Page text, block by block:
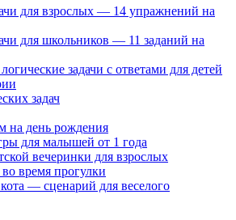
для взрослых — 14 упражнений на
для школьников — 11 заданий на
задачи с ответами для детей
задач
на день рождения
для малышей от 1 года
вечеринки для взрослых
время прогулки
— сценарий для веселого